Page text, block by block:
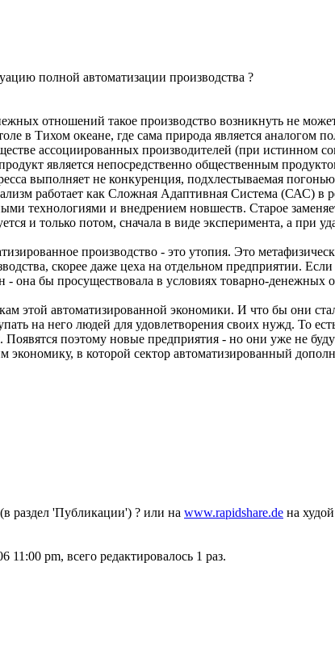
полной автоматизации производства ?
отношений такое производство возникнуть не
в Тихом океане, где сама природа является аналогом
ассоциированных производителей (при истинном
является непосредственно общественным
выполняет не конкуренция, подхлестываемая
работает как Сложная Адаптивная Система (САС) в
технологиями и внедрением новшеств. Старое
и только потом, сначала в виде эксперимента, а при
производство - это утопия. Это
скорее даже цеха на отдельном предприятии.
- она бы просуществовала в условиях товарно-денежных
этой автоматизированной экономики. И что бы они
на него людей для удовлетворения своих нужд. То
поэтому новые предприятия - но они уже не
в которой сектор автоматизированный
раздел 'Публикации') ? или на www.rapidshare.de на
11:00 pm, всего редактировалось 1 раз.